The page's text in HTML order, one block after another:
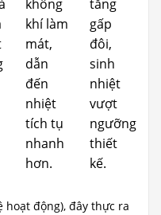
không
khí làm
mát,
dẫn
đến
nhiệt
tích tụ
nhanh
hơn.
tăng
gấp
đôi,
sinh
nhiệt
vượt
ngưỡng
thiết
kế.
hoạt động), đây thực ra